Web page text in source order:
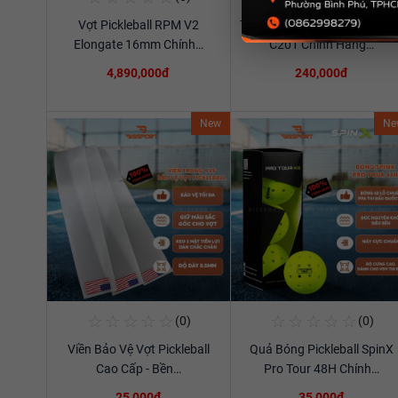
Vợt Pickleball RPM V2
Elongate 16mm Chính…
4,890,000đ
Túi Thể Thao Cầu Lông Ywyat
C201 Chính Hãng…
240,000đ
New
Xem chi tiết
(0)
Viền Bảo Vệ Vợt Pickleball
Cao Cấp - Bền…
Xem chi tiết
(0)
Quả Bóng Pickleball SpinX
Pro Tour 48H Chính…